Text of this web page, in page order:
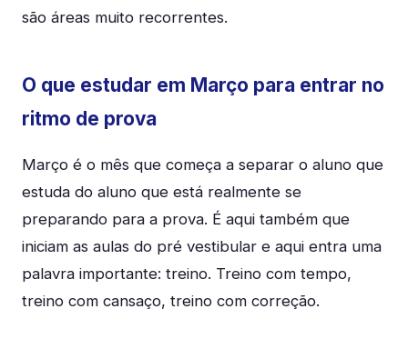
são áreas muito recorrentes.
O que estudar em Março para entrar no
ritmo de prova
Março é o mês que começa a separar o aluno que
estuda do aluno que está realmente se
preparando para a prova. É aqui também que
iniciam as aulas do pré vestibular e aqui entra uma
palavra importante: treino. Treino com tempo,
treino com cansaço, treino com correção.